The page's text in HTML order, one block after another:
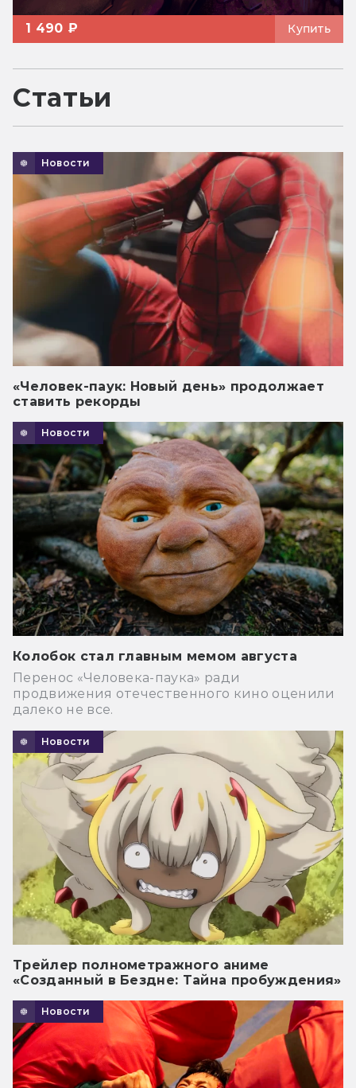
1 490 ₽ Купить
Статьи
Новости
«Человек-паук: Новый день» продолжает
ставить рекорды
Новости
Колобок стал главным мемом августа
Перенос «Человека-паука» ради
продвижения отечественного кино оценили
далеко не все.
Новости
Трейлер полнометражного аниме
«Созданный в Бездне: Тайна пробуждения»
Новости